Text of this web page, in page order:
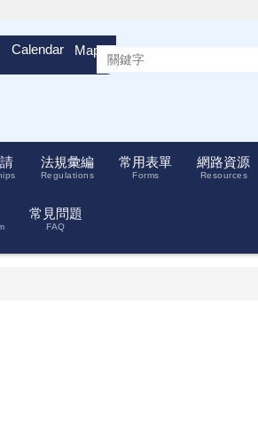
Calendar Maps
法規彙編
Regulations
常用表單
Forms
網路資源
Resources
常見問題
FAQ